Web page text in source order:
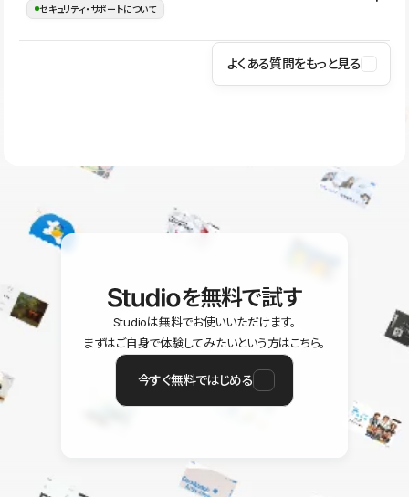
す。
の暗号化、データ保護、アクセス管理、脆弱性対策など、複数の観
はSSL/TLSによる通信暗号化に対応しており、悪質なスクリプトの
セキュリティ・サポートについて
操作方法や機能については、ヘルプセンターでご確認いただけま
ユーザー同士で質問・相談できるコミュニティもご利用ください。
よくある質問をもっと見る
を無料で試す
Studioは無料でお使いいただけます。
まずはご自身で体験してみたいという方はこちら。
今すぐ無料ではじめる